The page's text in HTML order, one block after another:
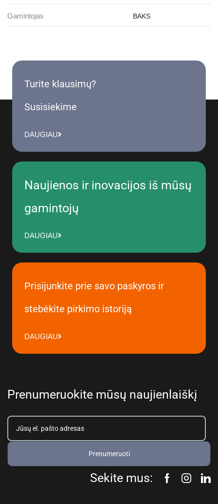
Gamintojas BAKS
Turite klausimų?
Susisiekime
DAUGIAU
Naujienos ir inovacijos iš mūsų
gamintojų
DAUGIAU
Prisijunkite prie savo paskyros ir
stebėkite pirkimo istoriją
DAUGIAU
Prenumeruokite mūsų naujienlaiškį
Prenumeruoti
Sekite mus: